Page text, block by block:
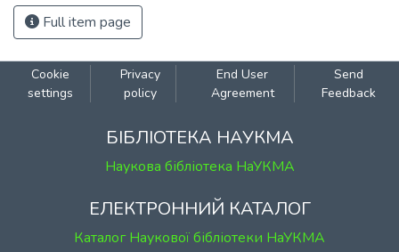
Full item page
Cookie
settings
Privacy
policy
End User
Agreement
Send
Feedback
БІБЛІОТЕКА НАУКМА
Наукова бібліотека НаУКМА
ЕЛЕКТРОННИЙ КАТАЛОГ
Каталог Наукової бібліотеки НаУКМА